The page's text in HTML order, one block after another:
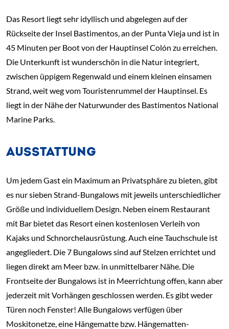
Das Resort liegt sehr idyllisch und abgelegen auf der
Rückseite der Insel Bastimentos, an der Punta Vieja und ist in
45 Minuten per Boot von der Hauptinsel Colón zu erreichen.
Die Unterkunft ist wunderschön in die Natur integriert,
zwischen üppigem Regenwald und einem kleinen einsamen
Strand, weit weg vom Touristenrummel der Hauptinsel. Es
liegt in der Nähe der Naturwunder des Bastimentos National
Marine Parks.
AUSSTATTUNG
Um jedem Gast ein Maximum an Privatsphäre zu bieten, gibt
es nur sieben Strand-Bungalows mit jeweils unterschiedlicher
Größe und individuellem Design. Neben einem Restaurant
mit Bar bietet das Resort einen kostenlosen Verleih von
Kajaks und Schnorchelausrüstung. Auch eine Tauchschule ist
angegliedert. Die 7 Bungalows sind auf Stelzen errichtet und
liegen direkt am Meer bzw. in unmittelbarer Nähe. Die
Frontseite der Bungalows ist in Meerrichtung offen, kann aber
jederzeit mit Vorhängen geschlossen werden. Es gibt weder
Türen noch Fenster! Alle Bungalows verfügen über
Moskitonetze, eine Hängematte bzw. Hängematten-